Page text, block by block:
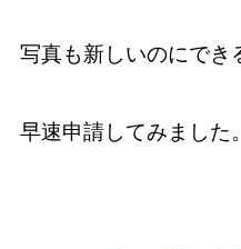
写真も新しいのにでき
早速申請してみました。